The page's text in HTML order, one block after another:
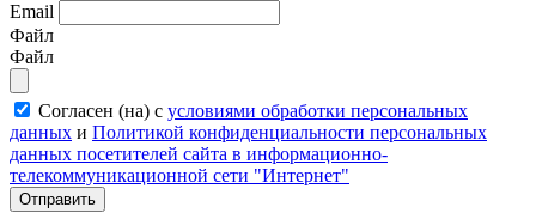
Email
Файл
Файл
Согласен (на) с условиями обработки персональных
данных и Политикой конфиденциальности персональных
данных посетителей сайта в информационно-
телекоммуникационной сети "Интернет"
Отправить